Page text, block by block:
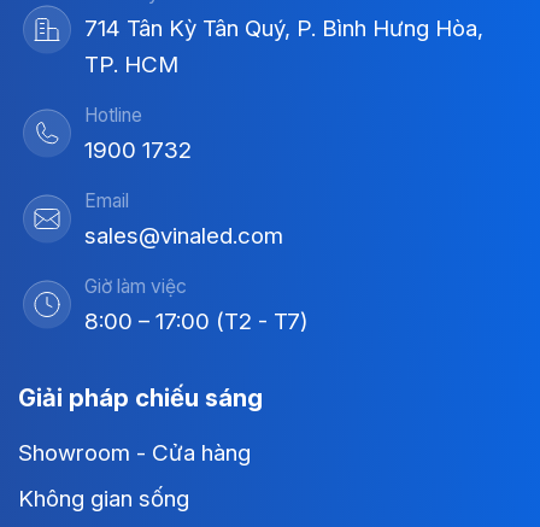
714 Tân Kỳ Tân Quý, P. Bình Hưng Hòa,
TP. HCM
Hotline
1900 1732
Email
sales@vinaled.com
Giờ làm việc
8:00 – 17:00 (T2 - T7)
Giải pháp chiếu sáng
Showroom - Cửa hàng
Không gian sống